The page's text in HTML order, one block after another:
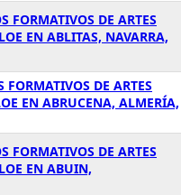
FORMATIVOS DE ARTES
EN ABLITAS, NAVARRA,
DE ARTES
EN ABRUCENA, ALMERÍA,
FORMATIVOS DE ARTES
EN ABUIN,